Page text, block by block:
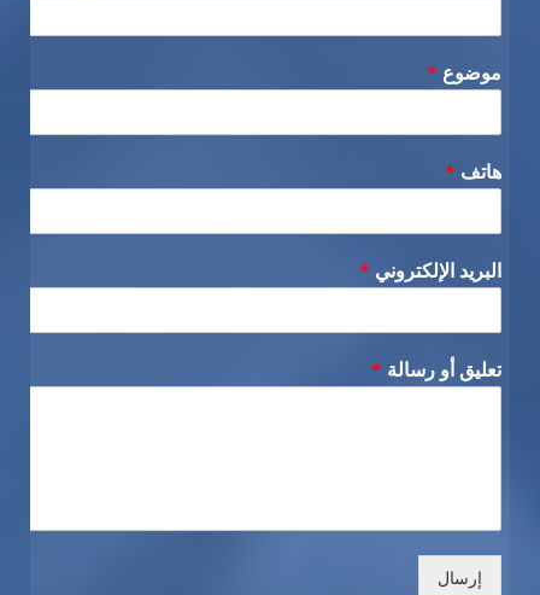
موضوع *
هاتف *
البريد الإلكتروني *
تعليق أو رسالة *
إرسال